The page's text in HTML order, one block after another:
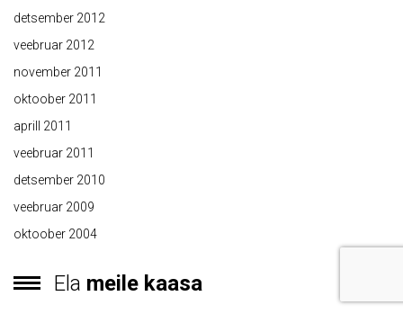
detsember 2012
veebruar 2012
november 2011
oktoober 2011
aprill 2011
veebruar 2011
detsember 2010
veebruar 2009
oktoober 2004
Ela meile kaasa